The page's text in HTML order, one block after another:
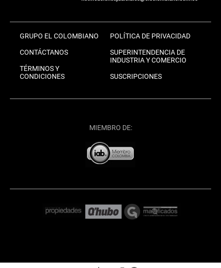
GRUPO EL COLOMBIANO
CONTÁCTANOS
TÉRMINOS Y
CONDICIONES
POLÍTICA DE PRIVACIDAD
SUPERINTENDENCIA DE
INDUSTRIA Y COMERCIO
SUSCRIPCIONES
MIEMBRO DE: